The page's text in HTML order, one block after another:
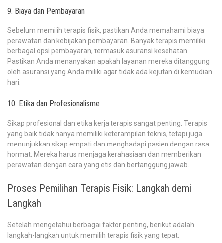
9. Biaya dan Pembayaran
Sebelum memilih terapis fisik, pastikan Anda memahami biaya
perawatan dan kebijakan pembayaran. Banyak terapis memiliki
berbagai opsi pembayaran, termasuk asuransi kesehatan.
Pastikan Anda menanyakan apakah layanan mereka ditanggung
oleh asuransi yang Anda miliki agar tidak ada kejutan di kemudian
hari.
10. Etika dan Profesionalisme
Sikap profesional dan etika kerja terapis sangat penting. Terapis
yang baik tidak hanya memiliki keterampilan teknis, tetapi juga
menunjukkan sikap empati dan menghadapi pasien dengan rasa
hormat. Mereka harus menjaga kerahasiaan dan memberikan
perawatan dengan cara yang etis dan bertanggung jawab.
Proses Pemilihan Terapis Fisik: Langkah demi
Langkah
Setelah mengetahui berbagai faktor penting, berikut adalah
langkah-langkah untuk memilih terapis fisik yang tepat: